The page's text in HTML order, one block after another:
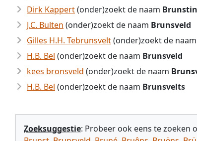
Dirk Kappert(onder)zoekt de naam
J.C. Bulten (onder)zoekt de naam Brunsveld
Gilles H.H. Tebrunsvelt(onder)zoekt de naam
H.B. Bel (onder)zoekt de naam Brunsveld
kees bronsveld (onder)zoekt de naam
H.B. Bel (onder)zoekt de naam Brunsvelts
Zoeksuggestie: Probeer ook eens te zoeken